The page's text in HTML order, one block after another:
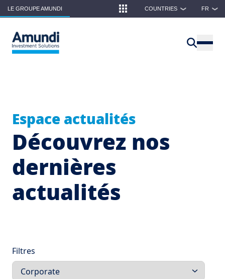
Skip to main content
LE GROUPE AMUNDI COUNTRIES ❯ FR ❯
Espace actualités
Découvrez nos
dernières
actualités
Filtres